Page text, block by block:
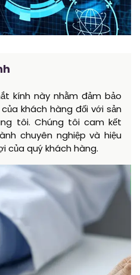
kính này nhằm đảm bảo
khách hàng đối với sản
tôi. Chúng tôi cam kết
chuyên nghiệp và hiệu
của quý khách hàng.